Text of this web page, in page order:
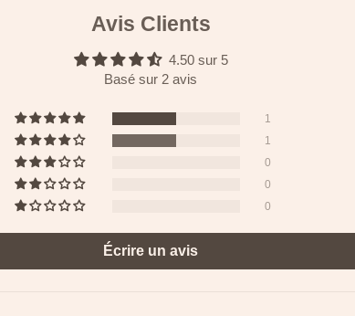
Avis Clients
4.50 sur 5
Basé sur 2 avis
1
1
0
0
0
Écrire un avis